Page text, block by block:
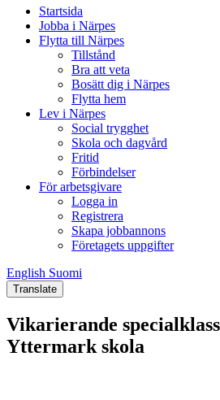
Startsida
Jobba i Närpes
Flytta till Närpes
Tillstånd
Bra att veta
Bosätt dig i Närpes
Flytta hem
Lev i Närpes
Social trygghet
Skola och dagvård
Fritid
Förbindelser
För arbetsgivare
Logga in
Registrera
Skapa jobbannons
Företagets uppgifter
English English
Suomi
Translate
Vikarierande
Yttermark skola